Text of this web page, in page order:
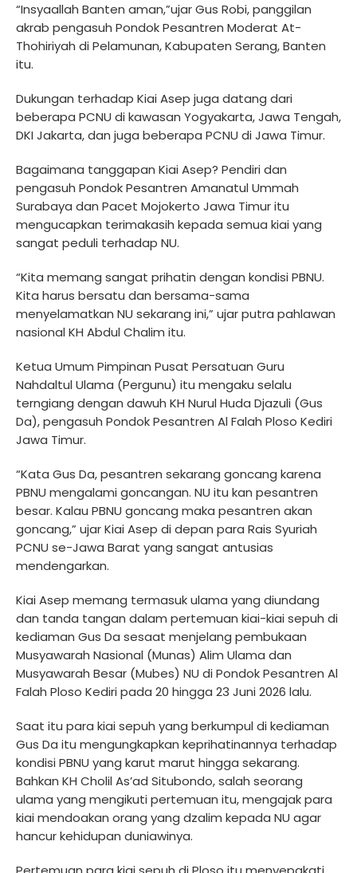
“Insyaallah Banten aman,”ujar Gus Robi, panggilan
akrab pengasuh Pondok Pesantren Moderat At-
Thohiriyah di Pelamunan, Kabupaten Serang, Banten
itu.
Dukungan terhadap Kiai Asep juga datang dari
beberapa PCNU di kawasan Yogyakarta, Jawa Tengah,
DKI Jakarta, dan juga beberapa PCNU di Jawa Timur.
Bagaimana tanggapan Kiai Asep? Pendiri dan
pengasuh Pondok Pesantren Amanatul Ummah
Surabaya dan Pacet Mojokerto Jawa Timur itu
mengucapkan terimakasih kepada semua kiai yang
sangat peduli terhadap NU.
“Kita memang sangat prihatin dengan kondisi PBNU.
Kita harus bersatu dan bersama-sama
menyelamatkan NU sekarang ini,” ujar putra pahlawan
nasional KH Abdul Chalim itu.
Ketua Umum Pimpinan Pusat Persatuan Guru
Nahdaltul Ulama (Pergunu) itu mengaku selalu
terngiang dengan dawuh KH Nurul Huda Djazuli (Gus
Da), pengasuh Pondok Pesantren Al Falah Ploso Kediri
Jawa Timur.
“Kata Gus Da, pesantren sekarang goncang karena
PBNU mengalami goncangan. NU itu kan pesantren
besar. Kalau PBNU goncang maka pesantren akan
goncang,” ujar Kiai Asep di depan para Rais Syuriah
PCNU se-Jawa Barat yang sangat antusias
mendengarkan.
Kiai Asep memang termasuk ulama yang diundang
dan tanda tangan dalam pertemuan kiai-kiai sepuh di
kediaman Gus Da sesaat menjelang pembukaan
Musyawarah Nasional (Munas) Alim Ulama dan
Musyawarah Besar (Mubes) NU di Pondok Pesantren Al
Falah Ploso Kediri pada 20 hingga 23 Juni 2026 lalu.
Saat itu para kiai sepuh yang berkumpul di kediaman
Gus Da itu mengungkapkan keprihatinannya terhadap
kondisi PBNU yang karut marut hingga sekarang.
Bahkan KH Cholil As’ad Situbondo, salah seorang
ulama yang mengikuti pertemuan itu, mengajak para
kiai mendoakan orang yang dzalim kepada NU agar
hancur kehidupan duniawinya.